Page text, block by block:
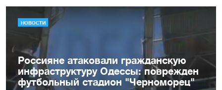
НОВОСТИ
Россияне атаковали гражданскую
инфраструктуру Одессы: поврежден
футбольный стадион "Черноморец"